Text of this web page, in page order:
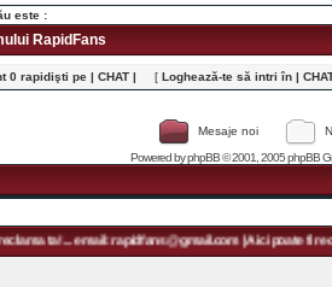
este :
RapidFans
0 rapidişti pe | CHAT | [ Loghează-te să intri în |
Mesaje noi
Powered byphpBB© 2001, 2005 phpBB
ta! ... email: rapidfans@gmail.com | Aici poate fi